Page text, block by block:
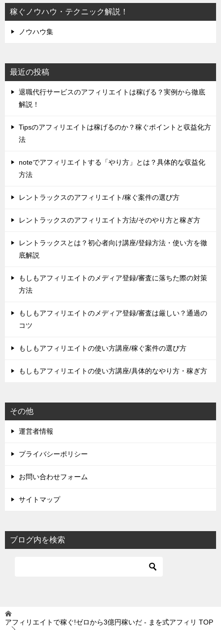
稼ぐノウハウ・テクニック解説！
ノウハウ集
最近の投稿
退職代行サービスのアフィリエイトは稼げる？実例から徹底
解説！
Tipsのアフィリエイトは稼げるのか？稼ぐポイントと収益化方
法
noteでアフィリエイトする「やり方」とは？具体的な収益化
方法
レントラックスのアフィリエイト/稼ぐ案件の選び方
レントラックスのアフィリエイト方法/そのやり方と稼ぎ方
レントラックスとは？初心者向け講座/登録方法・使い方を徹
底解説
もしもアフィリエイトのメディア登録/審査に落ちた際の対策
方法
もしもアフィリエイトのメディア登録/審査は厳しい？通過の
コツ
もしもアフィリエイトの使い方講座/稼ぐ案件の選び方
もしもアフィリエイトの使い方講座/具体的なやり方・稼ぎ方
その他
運営者情報
プライバシーポリシー
お問い合わせフォーム
サイトマップ
ブログ内を検索
アフィリエイトで稼ぐ!ゼロから3億円稼いだ - まを式アフィリ TOP